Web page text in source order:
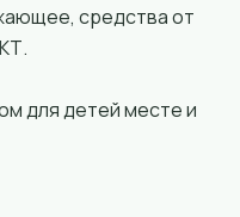
средства от
для детей месте и